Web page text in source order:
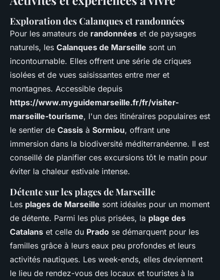
Exploration des Calanques et randonnées
Pour les amateurs de randonnées et de paysages
naturels, les Calanques de Marseille sont un
incontournable. Elles offrent une série de criques
isolées et de vues saisissantes entre mer et
montagnes. Accessible depuis
https://www.myguidemarseille.fr/fr/visiter-
marseille-tourisme, l'un des itinéraires populaires est
le sentier de Cassis à Sormiou, offrant une
immersion dans la biodiversité méditerranéenne. Il est
conseillé de planifier ces excursions tôt le matin pour
éviter la chaleur estivale intense.
Détente sur les plages de Marseille
Les plages de Marseille sont idéales pour un moment
de détente. Parmi les plus prisées, la plage des
Catalans et celle du Prado se démarquent pour les
familles grâce à leurs eaux peu profondes et leurs
activités nautiques. Les week-ends, elles deviennent
le lieu de rendez-vous des locaux et touristes à la